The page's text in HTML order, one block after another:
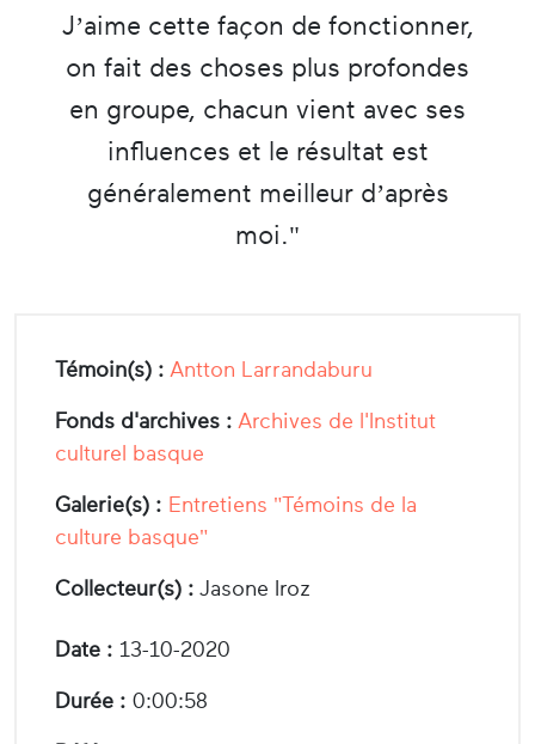
J’aime cette façon de fonctionner,
on fait des choses plus profondes
en groupe, chacun vient avec ses
influences et le résultat est
généralement meilleur d’après
moi."
Témoin(s) : Antton Larrandaburu
Fonds d'archives : Archives de l'Institut
culturel basque
Galerie(s) : Entretiens "Témoins de la
culture basque"
Collecteur(s) : Jasone Iroz
Date : 13-10-2020
Durée : 0:00:58